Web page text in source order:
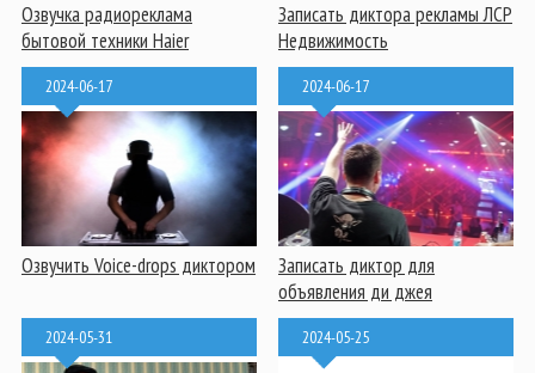
Озвучка радиореклама
бытовой техники Haier
Записать диктора рекламы ЛСР
Недвижимость
2024-06-17
Озвучить Voice-drops диктором
2024-06-17
Записать диктор для
объявления ди джея
2024-05-31 2024-05-25